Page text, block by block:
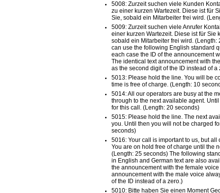
5008: Zurzeit suchen viele Kunden
zu einer kurzen Wartezeit. Diese ist für
Sie, sobald ein Mitarbeiter frei wird.
5009: Zurzeit suchen viele Anrufer
einer kurzen Wartezeit. Diese ist für Sie
sobald ein Mitarbeiter frei wird. (Length:
can use the following English standard
each case the ID of the announcement
The identical text announcement with
as the second digit of the ID instead of a
5013: Please hold the line. You will be
time is free of charge. (Length: 10
5014: All our operators are busy at the
through to the next available agent.
for this call. (Length: 20 seconds)
5015: Please hold the line. The next
you. Until then you will not be charged
seconds)
5016: Your call is important to us, but all
You are on hold free of charge until the
(Length: 25 seconds) The following
in English and German text are also
the announcement with the female
announcement with the male voice
of the ID instead of a zero.)
5010: Bitte haben Sie einen Moment